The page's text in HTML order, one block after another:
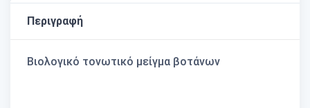
Περιγραφή
Βιολογικό τονωτικό μείγμα βοτάνων